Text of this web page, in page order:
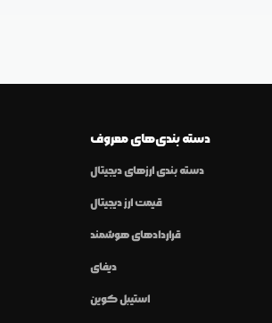
دسته بندی‌های معروف
دسته بندی ارزهای دیجیتال
قیمت ارز دیجیتال
قراردادهای هوشمند
دیفای
استیبل کوین